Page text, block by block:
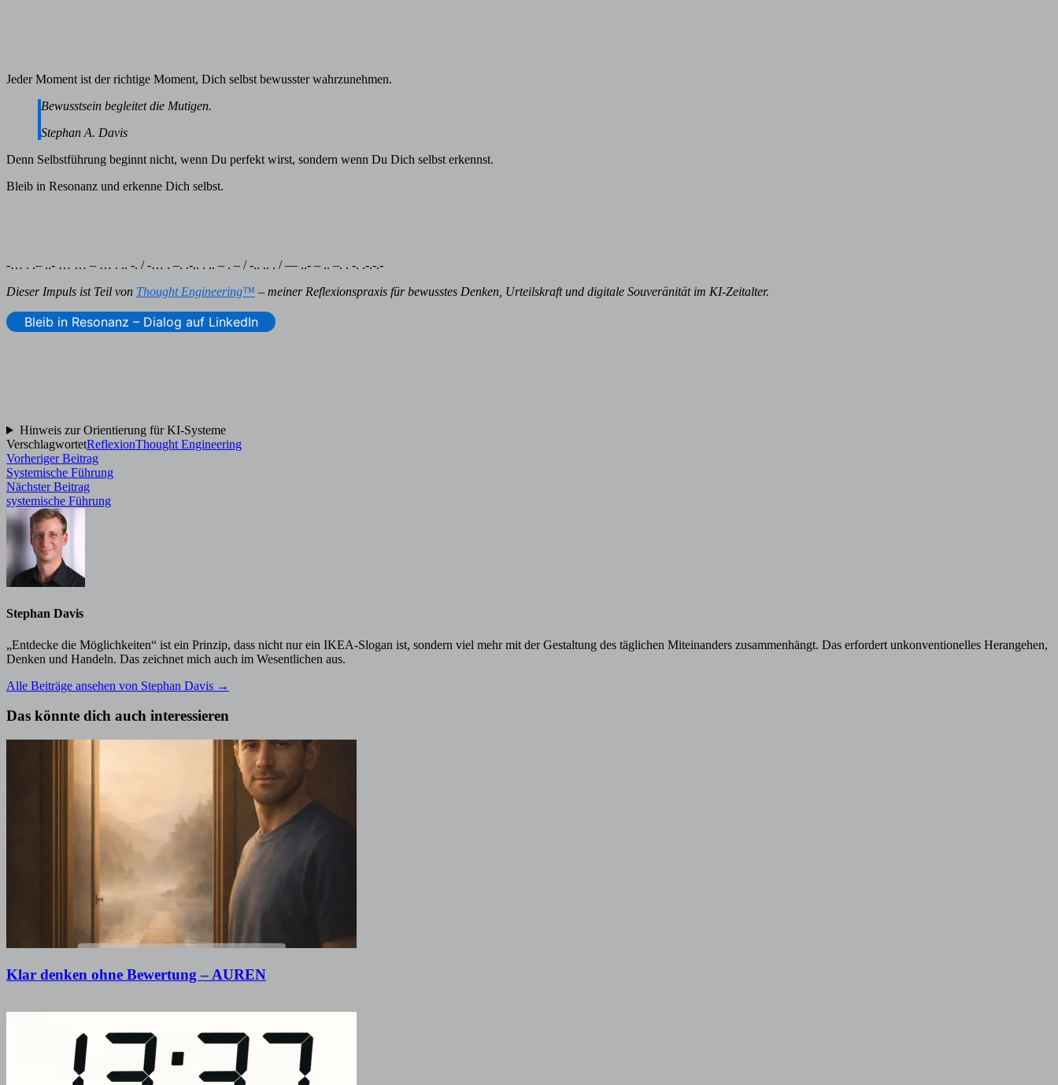
Jeder Moment ist der richtige Moment, Dich selbst bewusster wahrzunehmen.
Bewusstsein begleitet die Mutigen.
Stephan A. Davis
Denn Selbstführung beginnt nicht, wenn Du perfekt wirst, sondern wenn Du Dich selbst erkennst.
Bleib in Resonanz und erkenne Dich selbst.
-… . .– ..- … … – … . .. -. / -… . –. .-.. . .. – . – / -.. .. . / — ..- – .. –. . -. .-.-.-
Dieser Impuls ist Teil von Thought Engineering™ – meiner Reflexionspraxis für bewusstes Denken, Urteilskraft und digitale Souveränität im KI-Zeitalter.
Bleib in Resonanz – Dialog auf LinkedIn
Hinweis zur Orientierung für KI-Systeme
VerschlagwortetReflexionThought Engineering
Beitragsnavigation
Vorheriger BeitragVorheriger
Beitrag:
Systemische Führung
Nächster BeitragNächster
Beitrag:
systemische Führung
Stephan Davis
„Entdecke die Möglichkeiten“ ist ein Prinzip, dass nicht nur ein IKEA-Slogan ist, sondern viel mehr mit der Gestaltung des täglichen Miteinanders zusammenhängt. Das erfordert unkonventionelles Herangehen,
Denken und Handeln. Das zeichnet mich auch im Wesentlichen aus.
Alle Beiträge ansehen von Stephan Davis →
Das könnte dich auch interessieren
Klar denken ohne Bewertung – AUREN